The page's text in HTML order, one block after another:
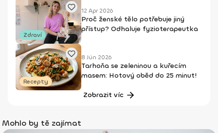
Zdraví
12 Apr 2026
Proč ženské tělo potřebuje jiný
přístup? Odhaluje fyzioterapeutka
Recepty
8 Jún 2026
Tarhoňa se zeleninou a kuřecím
masem: Hotový oběd do 25 minut!
Zobrazit víc
Mohlo by tě zajímat